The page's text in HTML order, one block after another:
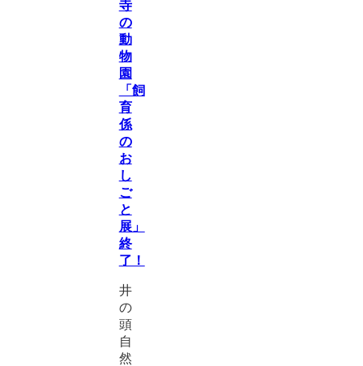
寺
の
動
物
園
「飼
育
係
の
お
し
ご
と
展」
終
了！
井
の
頭
自
然